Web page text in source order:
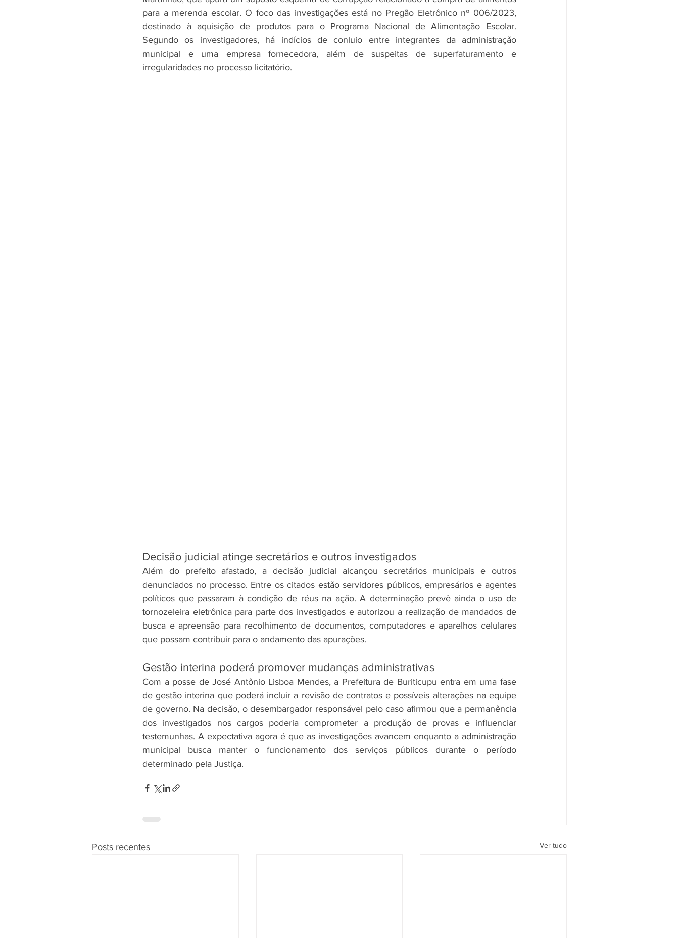
para a merenda escolar. O foco das investigações está no Pregão Eletrônico nº 006/2023,
destinado à aquisição de produtos para o Programa Nacional de Alimentação Escolar.
Segundo os investigadores, há indícios de conluio entre integrantes da administração
municipal e uma empresa fornecedora, além de suspeitas de superfaturamento e
irregularidades no processo licitatório.
Decisão judicial atinge secretários e outros investigados
Além do prefeito afastado, a decisão judicial alcançou secretários municipais e outros
denunciados no processo. Entre os citados estão servidores públicos, empresários e agentes
políticos que passaram à condição de réus na ação. A determinação prevê ainda o uso de
tornozeleira eletrônica para parte dos investigados e autorizou a realização de mandados de
busca e apreensão para recolhimento de documentos, computadores e aparelhos celulares
que possam contribuir para o andamento das apurações.
Gestão interina poderá promover mudanças administrativas
Com a posse de José Antônio Lisboa Mendes, a Prefeitura de Buriticupu entra em uma fase
de gestão interina que poderá incluir a revisão de contratos e possíveis alterações na equipe
de governo. Na decisão, o desembargador responsável pelo caso afirmou que a permanência
dos investigados nos cargos poderia comprometer a produção de provas e influenciar
testemunhas. A expectativa agora é que as investigações avancem enquanto a administração
municipal busca manter o funcionamento dos serviços públicos durante o período
determinado pela Justiça.
Posts recentes Ver tudo